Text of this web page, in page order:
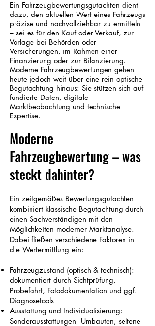
Ein Fahrzeugbewertungsgutachten dient
dazu, den aktuellen Wert eines Fahrzeugs
präzise und nachvollziehbar zu ermitteln
– sei es für den Kauf oder Verkauf, zur
Vorlage bei Behörden oder
Versicherungen, im Rahmen einer
Finanzierung oder zur Bilanzierung.
Moderne Fahrzeugbewertungen gehen
heute jedoch weit über eine rein optische
Begutachtung hinaus: Sie stützen sich auf
fundierte Daten, digitale
Marktbeobachtung und technische
Expertise.
Moderne
Fahrzeugbewertung – was
steckt dahinter?
Ein zeitgemäßes Bewertungsgutachten
kombiniert klassische Begutachtung durch
einen Sachverständigen mit den
Möglichkeiten moderner Marktanalyse.
Dabei fließen verschiedene Faktoren in
die Wertermittlung ein:
Fahrzeugzustand (optisch & technisch):
dokumentiert durch Sichtprüfung,
Probefahrt, Fotodokumentation und ggf.
Diagnosetools
Ausstattung und Individualisierung:
Sonderausstattungen, Umbauten, seltene